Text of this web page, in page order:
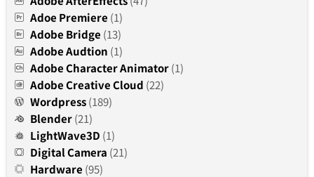
Adoe Premiere (1)
Adobe Bridge (13)
Adobe Audtion (1)
Adobe Character Animator(1)
Adobe Creative Cloud (22)
Wordpress(189)
Blender(21)
LightWave3D (1)
Digital Camera (21)
Hardware (95)